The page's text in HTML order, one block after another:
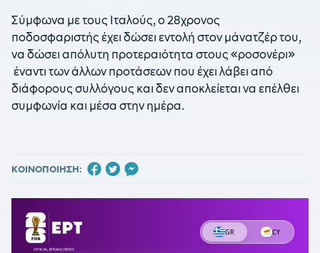
Σύμφωνα με τους Ιταλούς, ο 28χρονος
ποδοσφαριστής έχει δώσει εντολή στον μάνατζέρ του,
να δώσει απόλυτη προτεραιότητα στους «ροσονέρι»
έναντι των άλλων προτάσεων που έχει λάβει από
διάφορους συλλόγους και δεν αποκλείεται να επέλθει
συμφωνία και μέσα στην ημέρα.
ΚΟΙΝΟΠΟΙΗΣΗ: